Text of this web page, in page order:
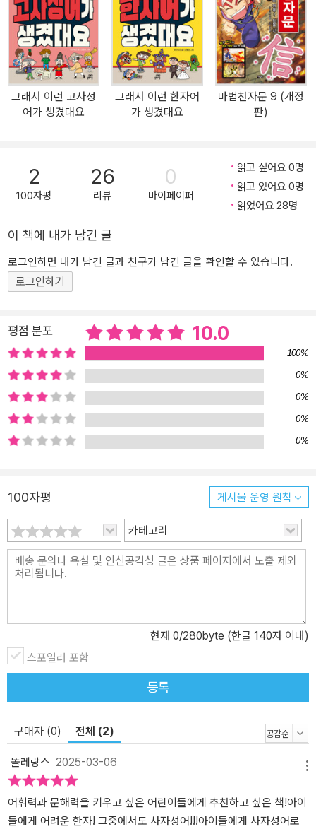
그래서 이런 고사성
어가 생겼대요
그래서 이런 한자어
가 생겼대요
마법천자문 9 (개정
판)
2
100자평
26
리뷰
0
마이페이퍼
읽고 싶어요 0명
읽고 있어요 0명
읽었어요 28명
이 책에 내가 남긴 글
로그인하면 내가 남긴 글과 친구가 남긴 글을 확인할 수 있습니다.
로그인하기
평점 분포 10.0
100%
0%
0%
0%
0%
100자평 게시물 운영 원칙
카테고리
현재 0/280byte (한글 140자 이내)
스포일러 포함
등록
구매자 (0) 전체 (2)
똘레랑스 2025-03-06
어휘력과 문해력을 키우고 싶은 어린이들에게 추천하고 싶은 책!아이
들에게 어려운 한자! 그중에서도 사자성어!!!아이들에게 사자성어로